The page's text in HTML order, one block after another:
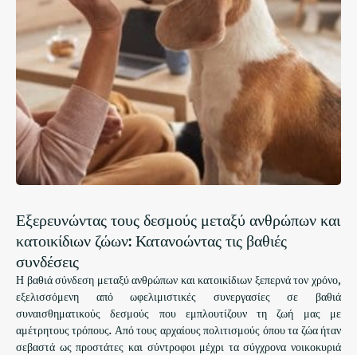
Εξερευνώντας τους δεσμούς μεταξύ ανθρώπων και
κατοικίδιων ζώων: Κατανοώντας τις βαθιές
συνδέσεις
Η βαθιά σύνδεση μεταξύ ανθρώπων και κατοικίδιων ξεπερνά τον χρόνο,
εξελισσόμενη από ωφελιμιστικές συνεργασίες σε βαθιά
συναισθηματικούς δεσμούς που εμπλουτίζουν τη ζωή μας με
αμέτρητους τρόπους. Από τους αρχαίους πολιτισμούς όπου τα ζώα ήταν
σεβαστά ως προστάτες και σύντροφοι μέχρι τα σύγχρονα νοικοκυριά